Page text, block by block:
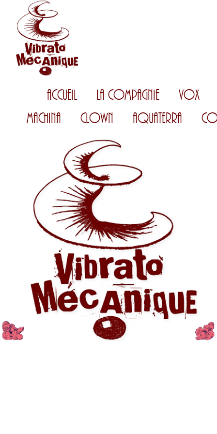
Accueil La Compagnie
Vox
Machina
Clown AquaTerra